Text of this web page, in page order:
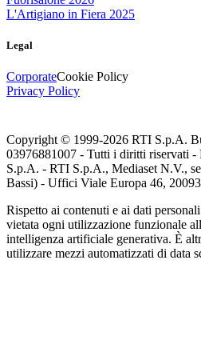
L'Artigiano in Fiera 2025
Legal
CorporateCookie Policy
Privacy Policy
Copyright © 1999-2026 RTI S.p.A.
03976881007 - Tutti i diritti riservati -
S.p.A. - RTI S.p.A., Mediaset N.V.,
Bassi) - Uffici Viale Europa 46,
Rispetto ai contenuti e ai dati
vietata ogni utilizzazione funzionale
intelligenza artificiale generativa. È
utilizzare mezzi automatizzati di data